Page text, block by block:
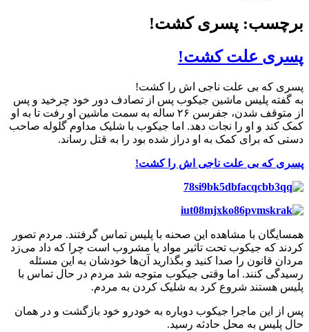
برچسب: پسری کشت!
پسری علت کشت!
پسری که بی علت ناجی اش را کشت!
به گفته پلیس ماشین جیکوب پس از تصادف دور خود چرخید و پس
از متوقف شدن، جفرسن ۲۶ ساله به سمت ماشین او رفت تا به او
کمک کند و او را نجات دهد. اما جیکوب با شلیک مداوم گلوله صاحب
دستی که برای کمک به او دراز شده بود را به قتل رساند.
پسری که بی علت ناجی اش را کشت!
همسایگان با مشاهده این صحنه با پلیس تماس گرفتند. مردم تصور
‌کردند که جیکوب تحت تاثیر مواد یا مشروب است چرا که داد می‌زد
مردان قانون را صدا کنید و بگذارید آن‌ها خودشان به این مسئله
رسیدگی کنند. اما وقتی جیکوب متوجه شد مردم در حال تماس با
پلیس هستند شروع کرد به شلیک کردن به مردم.
پس از این ماجرا جیکوب دوباره به خودرو خود بازگشت و در همان
حال پلیس به محل حادثه رسید.